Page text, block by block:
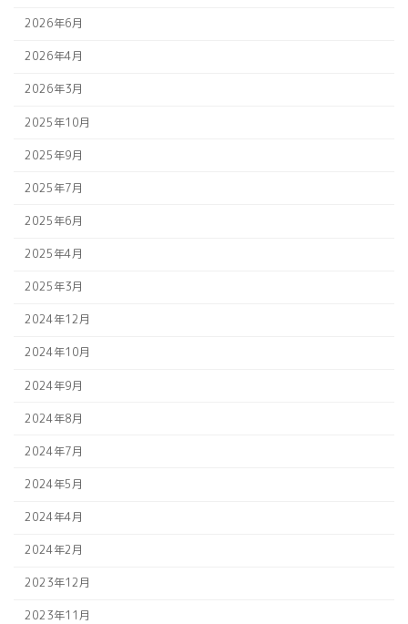
2026年6月
2026年4月
2026年3月
2025年10月
2025年9月
2025年7月
2025年6月
2025年4月
2025年3月
2024年12月
2024年10月
2024年9月
2024年8月
2024年7月
2024年5月
2024年4月
2024年2月
2023年12月
2023年11月